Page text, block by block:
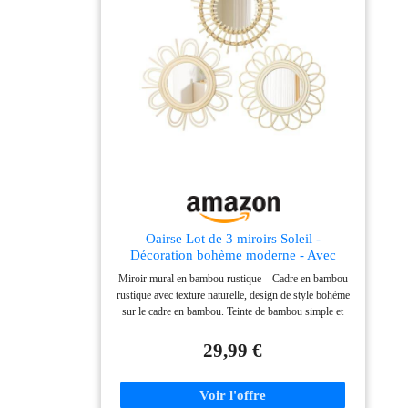
suffisamment robuste pour éviter les fissures pour une
longue durée de vie 【PRÊT À ÊTRE INSTALLÉ】
Prêt à poser et à utiliser, ce miroir intégral ne nécessite
aucun montage. Grâce à son cadre léger, il peut être
déplacé facilement et posé chez vous, à l’endroit de
votre choix
Oairse Lot de 3 miroirs Soleil -
Décoration bohème moderne - Avec
crochets en métal - Mural - Style bohème
- Pour salle de bain, entrée, salon,
chambre à coucher
Miroir mural en bambou rustique – Cadre en bambou
rustique avec texture naturelle, design de style bohème
sur le cadre en bambou. Teinte de bambou simple et
matériaux de miroir de haute qualité. Ce joli miroir
mural rectangulaire est minimaliste et campagnard chic.
nos cadres de miroir mural ronds de style ferme Boho
29,99 €